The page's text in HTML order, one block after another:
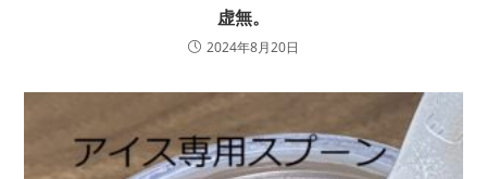
虚無。
2024年8月20日